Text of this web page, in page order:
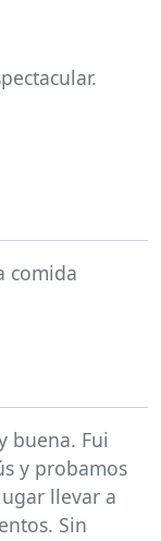
comida
buena. Fui
y probamos
llevar a
Sin